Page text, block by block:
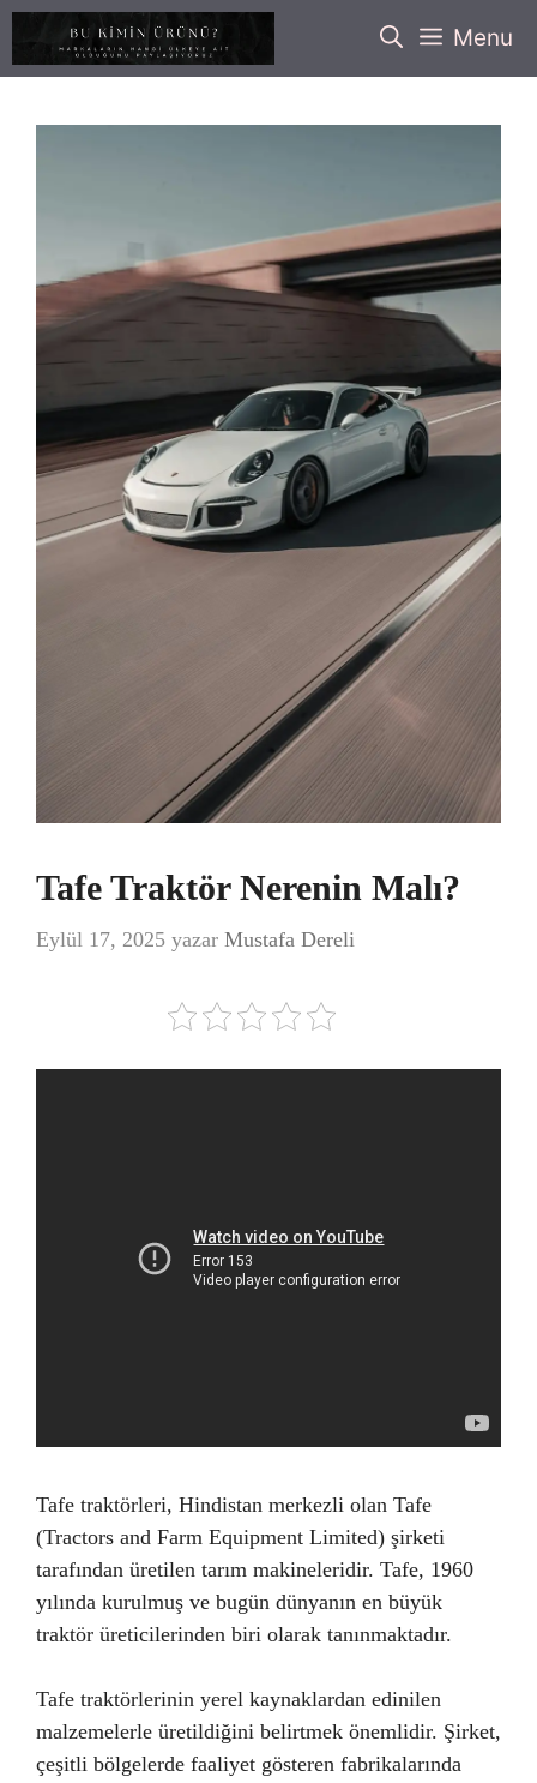
İçeriğe
Menu
Tafe Traktör Nerenin Malı?
Eylül 17, 2025 yazar Mustafa Dereli
Tafe traktörleri, Hindistan merkezli olan Tafe
(Tractors and Farm Equipment Limited) şirketi
tarafından üretilen tarım makineleridir. Tafe, 1960
yılında kurulmuş ve bugün dünyanın en büyük
traktör üreticilerinden biri olarak tanınmaktadır.
Tafe traktörlerinin yerel kaynaklardan edinilen
malzemelerle üretildiğini belirtmek önemlidir. Şirket,
çeşitli bölgelerde faaliyet gösteren fabrikalarında